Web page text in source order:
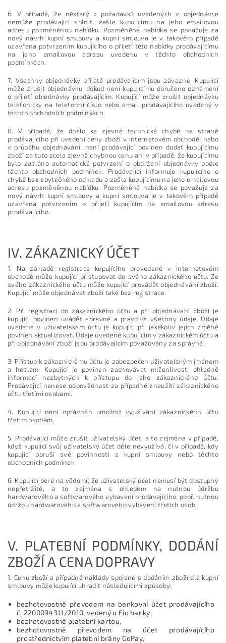
6. V případě, že některý z požadavků uvedených v objednávce
nemůže prodávající splnit, zašle kupujícímu na jeho emailovou
adresu pozměněnou nabídku. Pozměněná nabídka se považuje za
nový návrh kupní smlouvy a kupní smlouva je v takovém případě
uzavřena potvrzením kupujícího o přijetí této nabídky prodávajícímu
na jeho emailovou adresu uvedenu v těchto obchodních
podmínkách.
7. Všechny objednávky přijaté prodávajícím jsou závazné. Kupující
může zrušit objednávku, dokud není kupujícímu doručeno oznámení
o přijetí objednávky prodávajícím. Kupující může zrušit objednávku
telefonicky na telefonní číslo nebo email prodávajícího uvedený v
těchto obchodních podmínkách.
8. V případě, že došlo ke zjevné technické chybě na straně
prodávajícího při uvedení ceny zboží v internetovém obchodě, nebo
v průběhu objednávání, není prodávající povinen dodat kupujícímu
zboží za tuto zcela zjevně chybnou cenu ani v případě, že kupujícímu
bylo zasláno automatické potvrzení o obdržení objednávky podle
těchto obchodních podmínek. Prodávající informuje kupujícího o
chybě bez zbytečného odkladu a zašle kupujícímu na jeho emailovou
adresu pozměněnou nabídku. Pozměněná nabídka se považuje za
nový návrh kupní smlouvy a kupní smlouva je v takovém případě
uzavřena potvrzením o přijetí kupujícím na emailovou adresu
prodávajícího.
IV. ZÁKAZNICKÝ ÚČET
1. Na základě registrace kupujícího provedené v internetovém
obchodě může kupující přistupovat do svého zákaznického účtu. Ze
svého zákaznického účtu může kupující provádět objednávání zboží.
Kupující může objednávat zboží také bez registrace.
2. Při registraci do zákaznického účtu a při objednávání zboží je
kupující povinen uvádět správně a pravdivě všechny údaje. Údaje
uvedené v uživatelském účtu je kupující při jakékoliv jejich změně
povinen aktualizovat. Údaje uvedené kupujícím v zákaznickém účtu a
při objednávání zboží jsou prodávajícím považovány za správné.
3. Přístup k zákaznickému účtu je zabezpečen uživatelským jménem
a heslem. Kupující je povinen zachovávat mlčenlivost, ohledně
informací nezbytných k přístupu do jeho zákaznického účtu.
Prodávající nenese odpovědnost za případné zneužití zákaznického
účtu třetími osobami.
4. Kupující není oprávněn umožnit využívání zákaznického účtu
třetím osobám.
5. Prodávající může zrušit uživatelský účet, a to zejména v případě,
když kupující svůj uživatelský účet déle nevyužívá, či v případě, kdy
kupující poruší své povinnosti z kupní smlouvy nebo těchto
obchodních podmínek.
6. Kupující bere na vědomí, že uživatelský účet nemusí být dostupný
nepřetržitě, a to zejména s ohledem na nutnou údržbu
hardwarového a softwarového vybavení prodávajícího, popř. nutnou
údržbu hardwarového a softwarového vybavení třetích osob.
V. PLATEBNÍ PODMÍNKY, DODÁNÍ
ZBOŽÍ A CENA DOPRAVY
1. Cenu zboží a případné náklady spojené s dodáním zboží dle kupní
smlouvy může kupující uhradit následujícími způsoby:
bezhotovostně převodem na bankovní účet prodávajícího
č. 2200094311/2010, vedený u Fio banky,
bezhotovostně platební kartou,
bezhotovostně převodem na účet prodávajícího
prostřednictvím platební brány GoPay,